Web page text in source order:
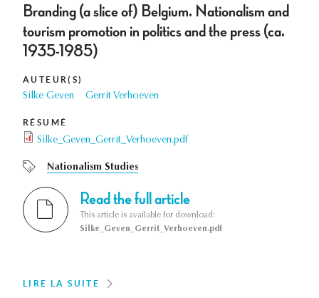
Branding (a slice of) Belgium. Nationalism and
tourism promotion in politics and the press (ca.
1935-1985)
AUTEUR(S)
Silke Geven Gerrit Verhoeven
RÉSUMÉ
Silke_Geven_Gerrit_Verhoeven.pdf
Nationalism Studies
Read the full article
This article is available for download:
Silke_Geven_Gerrit_Verhoeven.pdf
LIRE LA SUITE